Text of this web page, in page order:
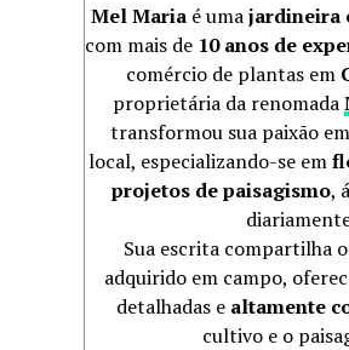
Mel Maria é umajardineira
com mais de 10 anos de
comércio de plantas em
proprietária da renomada
transformou sua paixão
local, especializando-se em
projetos de paisagismo,
Sua escrita compartilha
adquirido em campo,
detalhadas e altamente
cultivo e o